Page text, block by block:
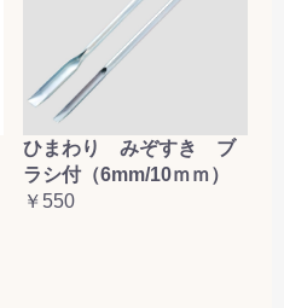
ひまわり みぞすき ブ
ラシ付（6mm/10ｍｍ）
￥550